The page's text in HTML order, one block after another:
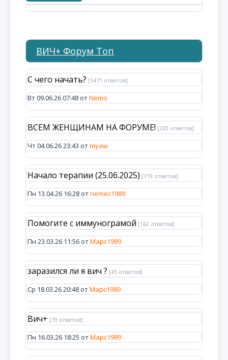
ВИЧ+ Форум Топ
С чего начать? [5471 ответов]
Вт 09.06.26 07:48 отNemo
ВСЕМ ЖЕНЩИНАМ НА ФОРУМЕ! [220 ответов]
Чт 04.06.26 23:43 отmyaw
Начало терапии (25.06.2025) [119 ответов]
Пн 13.04.26 16:28 отnemec1989
Помогите с иммунограмой [162 ответов]
Пн 23.03.26 11:56 отМарс1989
заразился ли я вич ? [45 ответов]
Ср 18.03.26 20:48 отМарс1989
Вич+ [19 ответов]
Пн 16.03.26 18:25 отМарс1989